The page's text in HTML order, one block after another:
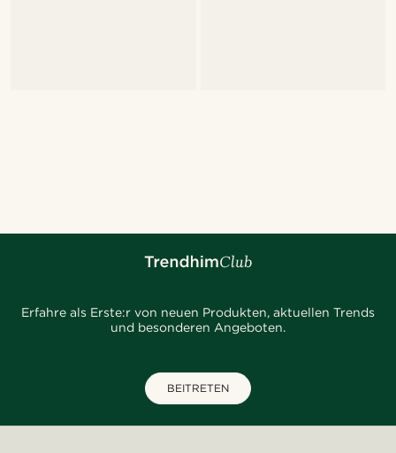
Erfahre als Erste:r von neuen Produkten, aktuellen Trends
und besonderen Angeboten.
BEITRETEN